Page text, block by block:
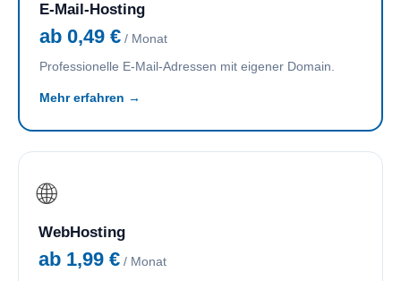
E-Mail-Hosting
ab 0,49 € / Monat
Professionelle E-Mail-Adressen mit eigener Domain.
Mehr erfahren →
🌐
WebHosting
ab 1,99 € / Monat